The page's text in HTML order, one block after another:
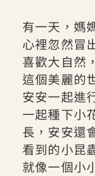
有一天，媽
心裡忽然冒
喜歡大自然
這個美麗的
安安一起進
一起種下小
長，安安還
看到的小昆
就像一個小